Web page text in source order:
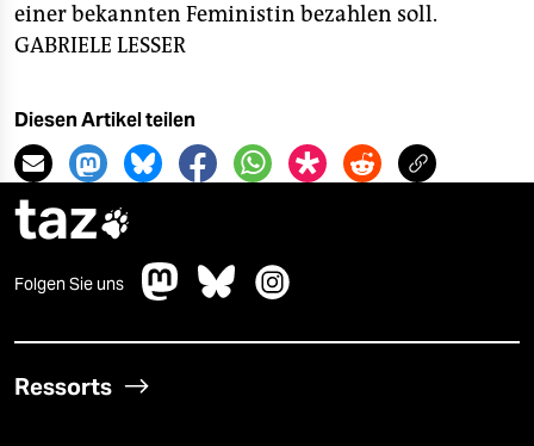
einer bekannten Feministin bezahlen soll.
GABRIELE LESSER
Diesen Artikel teilen
taz
Folgen Sie uns
Ressorts